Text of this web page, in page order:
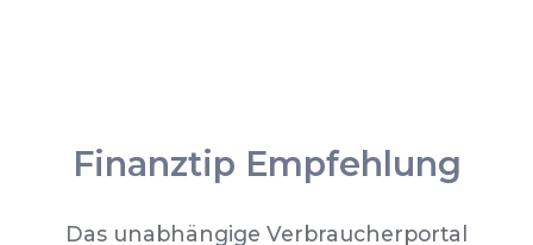
Finanztip Empfehlung
Das unabhängige Verbraucherportal